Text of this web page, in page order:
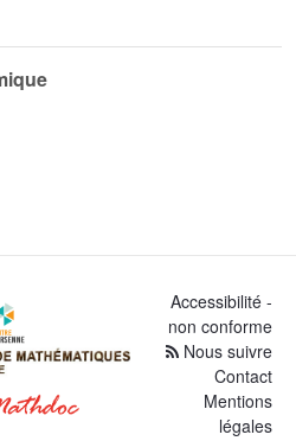
Accessibilité -
non conforme
Nous suivre
Contact
Mentions
légales